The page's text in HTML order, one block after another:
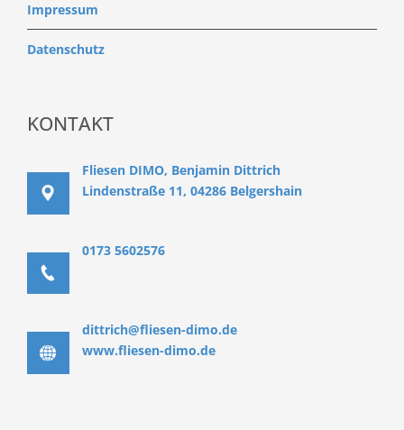
Impressum
Datenschutz
KONTAKT
Fliesen DIMO, Benjamin Dittrich
Lindenstraße 11, 04286 Belgershain
0173 5602576
dittrich@fliesen-dimo.de
www.fliesen-dimo.de